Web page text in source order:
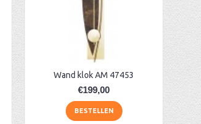
Wand klok AM 47453
€199,00
BESTELLEN